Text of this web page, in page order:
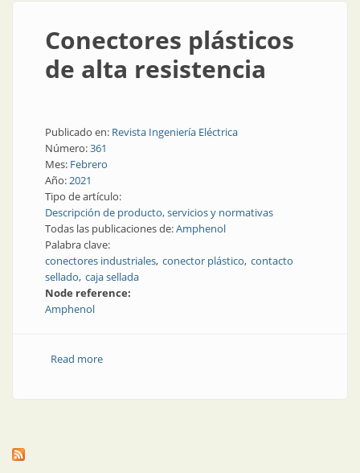
Conectores plásticos
de alta resistencia
Publicado en: Revista Ingeniería Eléctrica
Número:361
Mes: Febrero
Año:2021
Tipo de artículo:
Descripción de producto, servicios y normativas
Todas las publicaciones de:Amphenol
Palabra clave:
conectores industriales conector plástico contacto
sellado caja sellada
Node reference:
Amphenol
Read moreabout Conectores plásticos de alta resistencia